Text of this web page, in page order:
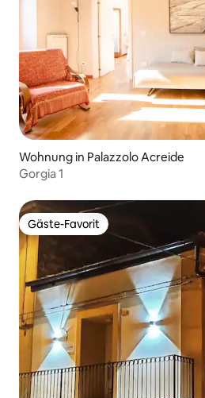
Wohnung in Palazzolo Acreide
Gorgia 1
Gäste-Favorit
Gäste-Favorit